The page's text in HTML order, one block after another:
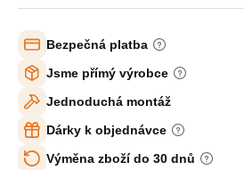
Bezpečná platba
Jsme přímý výrobce
Jednoduchá montáž
Dárky k objednávce
Výměna zboží do 30 dnů